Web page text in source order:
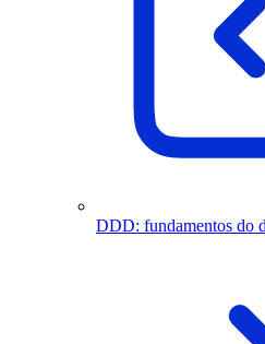
DDD: fundamentos do